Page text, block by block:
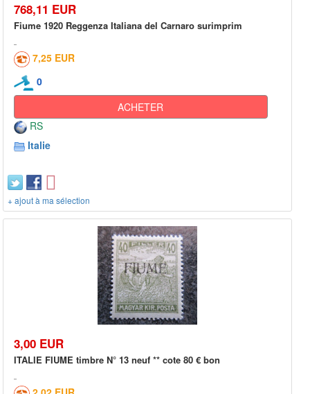
768,11 EUR
Fiume 1920 Reggenza Italiana del Carnaro surimprim
7,25 EUR
0
ACHETER
RS
Italie
+ ajout à ma sélection
3,00 EUR
ITALIE FIUME timbre N° 13 neuf ** cote 80 € bon